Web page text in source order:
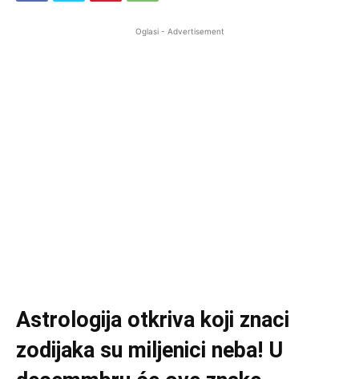
Oglasi - Advertisement
Astrologija otkriva koji znaci
zodijaka su miljenici neba! U